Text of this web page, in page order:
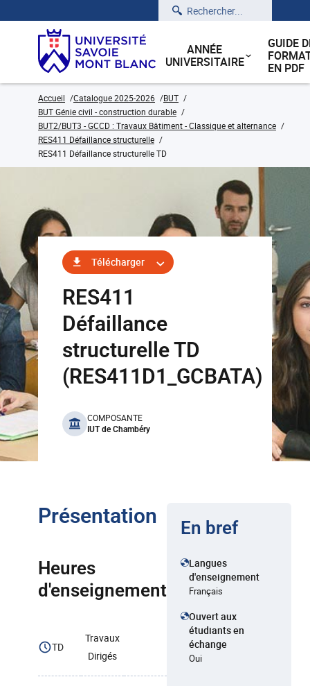
Rechercher
ANNÉE
UNIVERSITAIRE
GUIDE
EN PDF
Accueil Catalogue 2025-2026
BUT
BUT Génie civil - construction durable
BUT2/BUT3 - GCCD : Travaux Bâtiment - Classique et alternance
RES411 Défaillance structurelle
RES411 Défaillance structurelle TD
Télécharger
RES411
Défaillance
structurelle TD
(RES411D1_GCBATA)
benefits
COMPOSANTE
IUT de Chambéry
Présentation
Heures
d'enseignement
TD
Travaux
Dirigés
En bref
Langues
d'enseignement
Français
Ouvert aux
étudiants en
échange
Oui